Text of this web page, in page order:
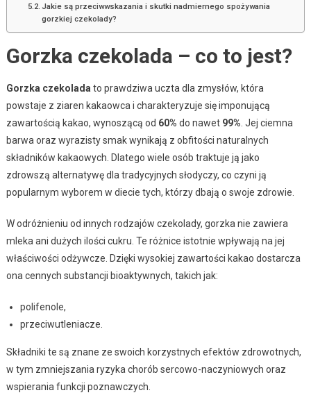
Jakie są przeciwwskazania i skutki nadmiernego spożywania
gorzkiej czekolady?
Gorzka czekolada – co to jest?
Gorzka czekolada to prawdziwa uczta dla zmysłów, która
powstaje z ziaren kakaowca i charakteryzuje się imponującą
zawartością kakao, wynoszącą od 60% do nawet 99% . Jej ciemna
barwa oraz wyrazisty smak wynikają z obfitości naturalnych
składników kakaowych. Dlatego wiele osób traktuje ją jako
zdrowszą alternatywę dla tradycyjnych słodyczy, co czyni ją
popularnym wyborem w diecie tych, którzy dbają o swoje zdrowie.
W odróżnieniu od innych rodzajów czekolady, gorzka nie zawiera
mleka ani dużych ilości cukru. Te różnice istotnie wpływają na jej
właściwości odżywcze. Dzięki wysokiej zawartości kakao dostarcza
ona cennych substancji bioaktywnych, takich jak:
polifenole,
przeciwutleniacze.
Składniki te są znane ze swoich korzystnych efektów zdrowotnych,
w tym zmniejszania ryzyka chorób sercowo-naczyniowych oraz
wspierania funkcji poznawczych.